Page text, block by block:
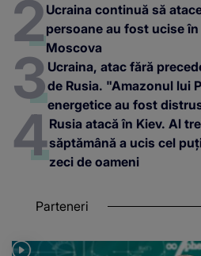
Ucraina continuă să
persoane au fost ucise
Moscova
Ucraina, atac fără
de Rusia. "Amazonul lui
energetice au fost
Rusia atacă în Kiev. Al
săptămână a ucis cel
zeci de oameni
Parteneri